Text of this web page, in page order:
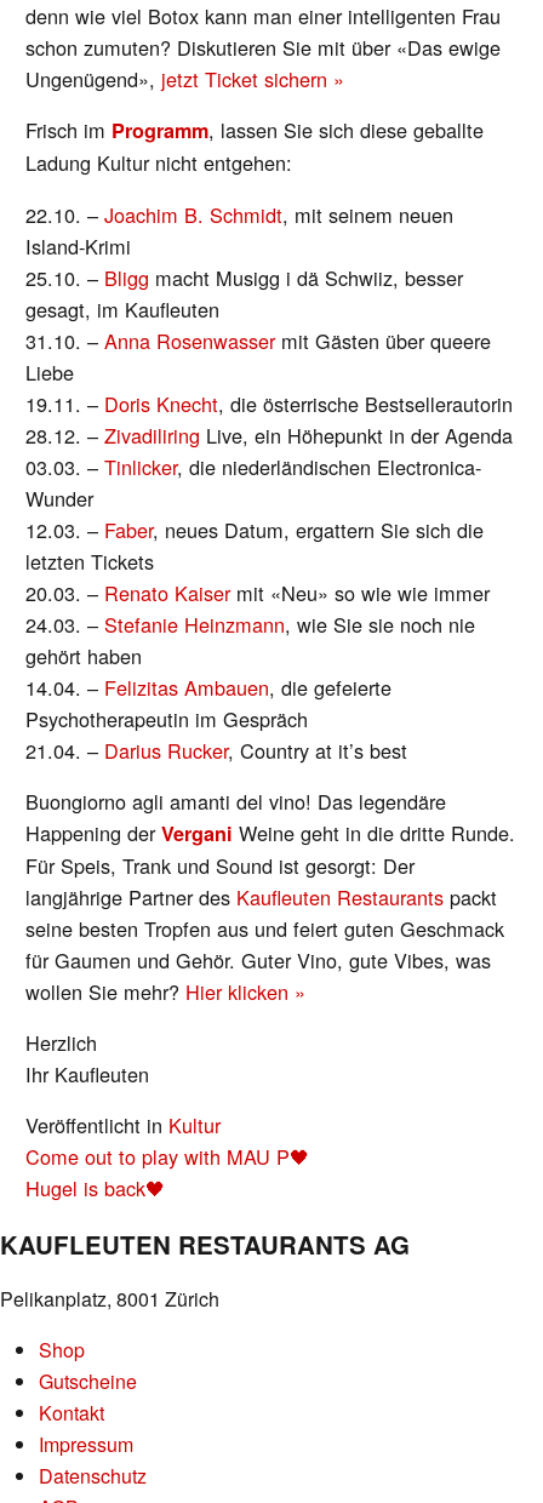
denn wie viel Botox kann man einer intelligenten Frau
schon zumuten? Diskutieren Sie mit über «Das ewige
Ungenügend», jetzt Ticket sichern »
Frisch im Programm, lassen Sie sich diese geballte
Ladung Kultur nicht entgehen:
22.10. –Joachim B. Schmidt, mit seinem neuen
Island-Krimi
25.10. – Bligg macht Musigg i dä Schwiiz, besser
gesagt, im Kaufleuten
31.10. –Anna Rosenwassermit Gästen über queere
Liebe
19.11. – Doris Knecht, die österrische Bestsellerautorin
28.12. –Zivadiliring Live, ein Höhepunkt in der Agenda
03.03. –Tinlicker, die niederländischen Electronica-
Wunder
12.03. – Faber, neues Datum, ergattern Sie sich die
letzten Tickets
20.03. – Renato Kaisermit «Neu» so wie wie immer
24.03. –Stefanie Heinzmann, wie Sie sie noch nie
gehört haben
14.04. – Felizitas Ambauen, die gefeierte
Psychotherapeutin im Gespräch
21.04. – Darius Rucker, Country at it’s best
Buongiorno agli amanti del vino! Das legendäre
Happening derVergani Weine geht in die dritte Runde.
Für Speis, Trank und Sound ist gesorgt: Der
langjährige Partner des Kaufleuten Restaurants packt
seine besten Tropfen aus und feiert guten Geschmack
für Gaumen und Gehör. Guter Vino, gute Vibes, was
wollen Sie mehr? Hier klicken »
Herzlich
Ihr Kaufleuten
Veröffentlicht in Kultur
BEITRAGS-
NAVIGATION
Come out to play with MAU P🖤
Hugel is back🖤
KAUFLEUTEN RESTAURANTS AG
Pelikanplatz, 8001 Zürich
Shop
Gutscheine
Kontakt
Impressum
Datenschutz